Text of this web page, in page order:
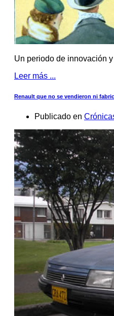
Un periodo de innovación
Leer más ...
Renault que no se vendieron ni
Publicado en